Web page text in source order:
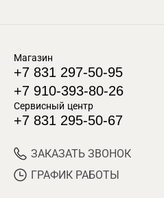
Магазин
+7 831 297-50-95
+7 910-393-80-26
Сервисный центр
+7 831 295-50-67
ЗАКАЗАТЬ ЗВОНОК
ГРАФИК РАБОТЫ